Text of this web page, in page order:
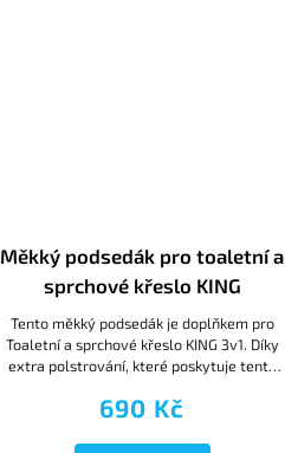
Měkký podsedák pro toaletní a
sprchové křeslo KING
690 Kč
Tento měkký podsedák je doplňkem pro
Toaletní a sprchové křeslo KING 3v1. Díky
extra polstrování, které poskytuje tento
ty, kteří...